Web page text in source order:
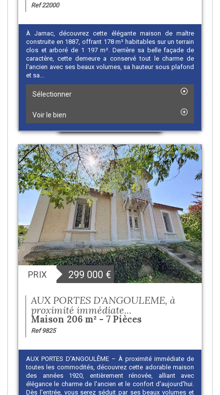
Ref 22000
À Jarnac, découvrez cette élégante maison de maître
construite en 1887, offrant 178 m² habitables sur un terrain
clos et arboré de 1 197 m². Derrière sa belle façade de
caractère, cette demeure a conservé tout le charme de
l'ancien avec ses beaux volumes, sa hauteur sous plafond
et sa...
Sélectionner
Voir le bien
PRIX 299 000 €
AUX PORTES D'ANGOULEME, à
proximité immédiate...
Maison 206 m² - 7 Pièces
Ref 9825
AUX PORTES D'ANGOULÊME – À proximité immédiate de
toutes les commodités, découvrez cette adorable maison
des années 1920, entièrement rénovée, alliant avec
élégance le charme de l'ancien et le confort d'aujourd'hui.
Dès l'entrée, vous serez séduit par ses beaux volumes et